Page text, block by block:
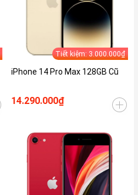
Tiết kiệm: 3.000.000₫
iPhone 14 Pro Max 128GB Cũ
14.290.000₫